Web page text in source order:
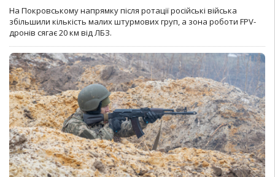
На Покровському напрямку після ротації російські війська
збільшили кількість малих штурмових груп, а зона роботи FPV-
дронів сягає 20 км від ЛБЗ.